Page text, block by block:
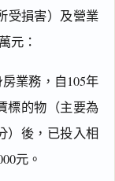
受損害）及營業
元：
業務，自105年
標的物（主要為
）後，已投入相
元。